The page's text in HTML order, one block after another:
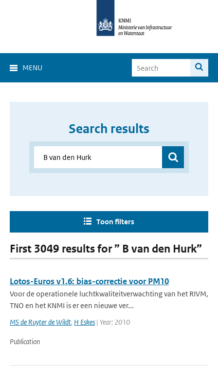
MENU
Search results
Toon filters
First 3049 results for ” B van den Hurk”
Lotos-Euros v1.6: bias-correctie voor PM10
Voor de operationele luchtkwaliteitverwachting van het RIVM,
TNO en het KNMI is er een nieuwe ver...
MS de Ruyter de Wildt, H Eskes | Year: 2010
Publication